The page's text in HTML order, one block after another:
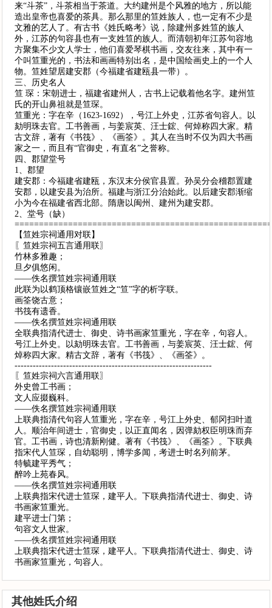
来“斗茶”，斗茶相当于茶道。大约建州是个风雅的地方，所以能
造出皇帝也喜爱的茶具。那么那里的笪姓族人，也一定有不少是
文雅的艺人了。有古书《姓氏略考》说，除建州多姓笪的族人
外，江苏的句容县也有一支姓笪的族人。而清朝初年江苏句容地
方聚集不少文人学士，他们喜爱琴棋书画，交友往来，其中有一
个叫笪重光的，书法和画画特别出名，是中国绘画史上的一个人
物。笪姓望居建安郡（今福建省建瓯县一带）。
三、历史名人
笪 琛：宋朝进士，福建省建州人，古书上记载着他名字。建州笪
氏的开山鼻祖就是笪琛。
笪重光：字在辛（1623-1692），号江上外史，江苏省句容人。以
劾明珠去官。工书善画，与姜宸英、汪士鋐、何焯称四大家。精
古文辞，著有《书筏》、《画筌》。其人在当时不仅为四大书画
家之一，而且有“官御史，有直名”之誉称。
四、郡望堂号
1、郡望
建安郡：今福建省建瓯，东汉末分侯官县置。孙吴分会稽郡置建
安郡，以建安县为治所。福建与浙江分治始此。以后建安郡渐缩
小为今在福建省西北部。隋唐以闽州、建州为建安郡。
2、堂号（缺）
【笪姓宗祠通用对联】
〖笪姓宗祠五言通用联〗
竹林多雅趣；
旦夕俱悠闲。
——佚名撰笪姓宗祠通用联
此联为以鹤顶格镶嵌笪姓之“笪”字的析字联。
画筌饶古意；
书筏有遗香。
——佚名撰笪姓宗祠通用联
全联典指清代进士、御史、诗书画家笪重光，字在辛，句容人。
号江上外史。以劾明珠去官。工书善画，与姜宸英、汪士鋐、何
焯称四大家。精古文辞，著有《书筏》、《画筌》。
-----------------------------------------------------------------
〖笪姓宗祠六言通用联〗
外史曾工书画；
文人应掇巍科。
——佚名撰笪姓宗祠通用联
上联典指清代句容人笪重光，字在辛，号江上外史、郁冈扫叶道
人。顺治年间进士，官御史，以正直闻名，因弹劾权臣明珠而弃
官。工书画，诗也清新刚健。著有《书筏》、《画筌》。下联典
指宋代人笪琛，自幼聪明，博学多闻，考进士时名列前茅。
特毓建平秀气；
醉吟上苑春风。
——佚名撰笪姓宗祠通用联
上联典指宋代进士笪琛，建平人。下联典指清代进士、御史、诗
书画家笪重光。
建平进士门第；
句容文人世家。
——佚名撰笪姓宗祠通用联
上联典指宋代进士笪琛，建平人。下联典指清代进士、御史、诗
书画家笪重光，句容人。
其他姓氏介绍